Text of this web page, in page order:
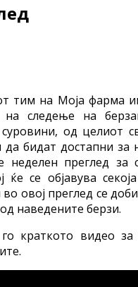
тим на Моја фарма
на следење на
суровини, од целиот
бидат достапни за
неделен преглед за
ќе се објавува
во овој преглед се
наведените берзи.
го краткото видео